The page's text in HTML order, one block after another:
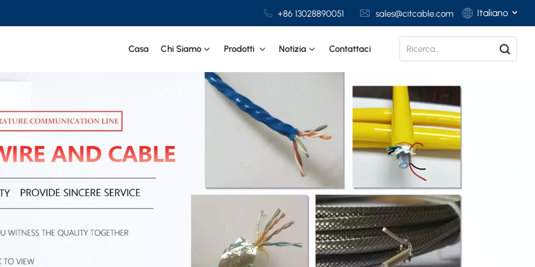
+86 13028890051 sales@citcable.com Italiano
Deutsch
Italiano
Español
Casa Chi Siamo Prodotti Notizia Contattaci